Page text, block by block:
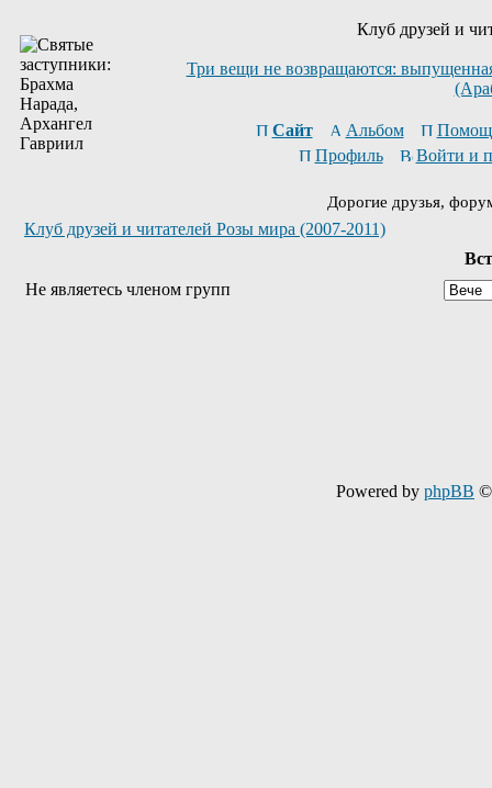
Клуб друзей и
Три вещи не возвращаются:
Сайт Альбом
Профиль
Войти и
Дорогие друзья,
Клуб друзей и читателей Розы мира (2007-2011)
Не являетесь членом групп
Powered by phpBB ©